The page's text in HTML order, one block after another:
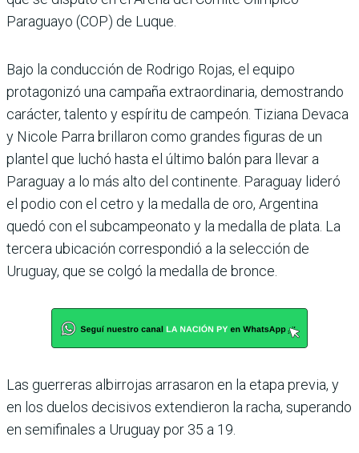
Paraguayo (COP) de Luque.
Bajo la conducción de Rodrigo Rojas, el equipo
protagonizó una campaña extraordi­naria, demostrando
carác­ter, talento y espíritu de campeón. Tiziana Devaca
y Nicole Parra brillaron como grandes figuras de un
plan­tel que luchó hasta el último balón para llevar a
Paraguay a lo más alto del continente. Paraguay lideró
el podio con el cetro y la medalla de oro, Argentina
quedó con el sub­campeonato y la medalla de plata. La
tercera ubicación correspondió a la selección de
Uruguay, que se colgó la medalla de bronce.
Las guerreras albirrojas arra­saron en la etapa previa, y
en los duelos decisivos exten­dieron la racha, superando
en semifinales a Uruguay por 35 a 19.